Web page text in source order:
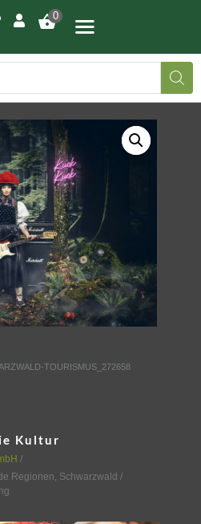
0
IHR BILD
TOURISMUS_272658
Kultur
/
Regionen Schwarzwald /